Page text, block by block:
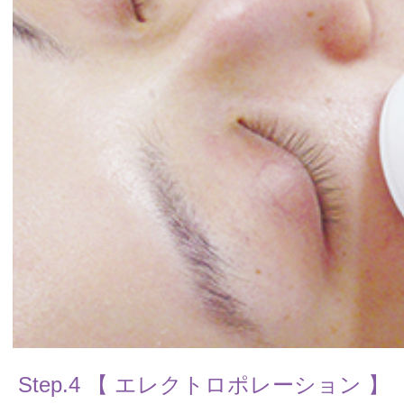
Step.4 【 エレクトロポレーション 】